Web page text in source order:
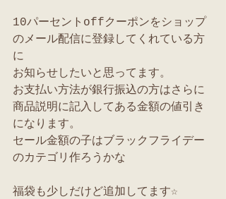
10パーセントoffクーポンをショップ
のメール配信に登録してくれている方
に
お知らせしたいと思ってます。
お支払い方法が銀行振込の方はさらに
商品説明に記入してある金額の値引き
になります。
セール金額の子はブラックフライデー
のカテゴリ作ろうかな
福袋も少しだけど追加してます☆